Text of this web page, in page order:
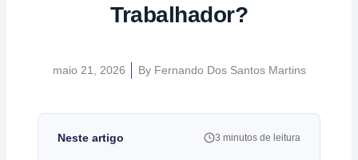
Trabalhador?
maio 21, 2026 ByFernando Dos Santos Martins
Neste artigo 3 minutos de leitura